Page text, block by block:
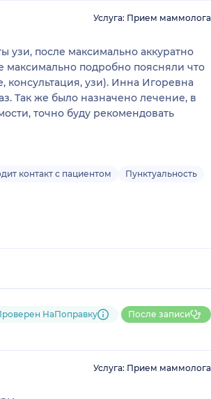
Услуга: Прием маммолога
после максимально аккуратно
подробно поясняли что
консультация, узи). Инна Игоревна
Так же было назначено лечение, в
точно буду рекомендовать
контакт с пациентом Пунктуальность
НаПоправку После записи
Услуга: Прием маммолога